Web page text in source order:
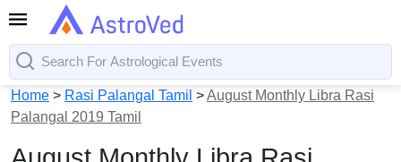
Home > Rasi Palangal Tamil >August Monthly Libra Rasi
Palangal 2019 Tamil